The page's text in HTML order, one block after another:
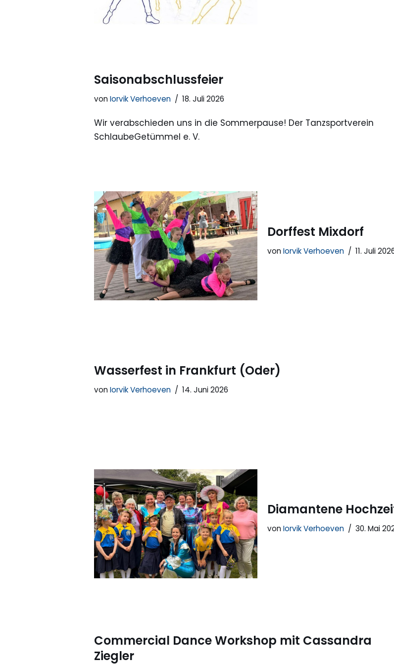
Saisonabschlussfeier
vonIorvik Verhoeven 18. Juli 2026
Wir verabschieden uns in die Sommerpause! Der Tanzsportverein
SchlaubeGetümmel e. V.
Dorffest Mixdorf
vonIorvik Verhoeven 11. Juli
Wasserfest in Frankfurt (Oder)
vonIorvik Verhoeven 14. Juni 2026
Diamantene
vonIorvik Verhoeven 30. Mai
Commercial Dance Workshop mit Cassandra
Ziegler